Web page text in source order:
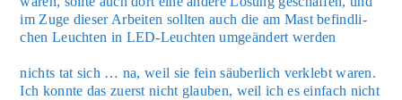
im Zuge die­ser Arbei­ten soll­ten auch die am Mast befind­li­
chen Leuch­ten in LED-Leuch­ten umge­än­dert wer­den
nichts tat sich … na, weil sie fein säu­ber­lich ver­klebt waren.
Ich konn­te das zuerst nicht glau­ben, weil ich es ein­fach nicht